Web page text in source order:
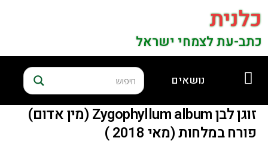
כלנית
כתב-עת לצמחי ישראל
נושאים
זוגן לבן Zygophyllum album (מין אדום)
פורח במלחות (מאי 2018 )